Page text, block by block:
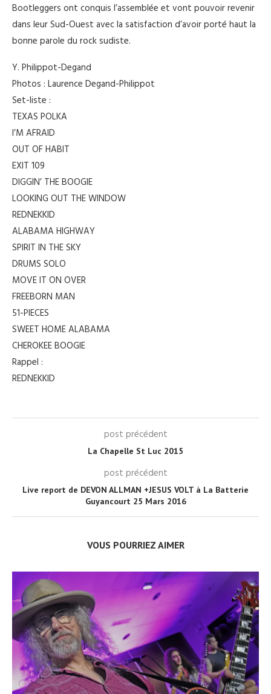
Bootleggers ont conquis l’assemblée et vont pouvoir revenir
dans leur Sud-Ouest avec la satisfaction d’avoir porté haut la
bonne parole du rock sudiste.
Y. Philippot-Degand
Photos : Laurence Degand-Philippot
Set-liste :
TEXAS POLKA
I’M AFRAID
OUT OF HABIT
EXIT 109
DIGGIN’ THE BOOGIE
LOOKING OUT THE WINDOW
REDNEKKID
ALABAMA HIGHWAY
SPIRIT IN THE SKY
DRUMS SOLO
MOVE IT ON OVER
FREEBORN MAN
51-PIECES
SWEET HOME ALABAMA
CHEROKEE BOOGIE
Rappel :
REDNEKKID
post précédent
La Chapelle St Luc 2015
post précédent
Live report de DEVON ALLMAN +JESUS VOLT à La Batterie
Guyancourt 25 Mars 2016
VOUS POURRIEZ AIMER